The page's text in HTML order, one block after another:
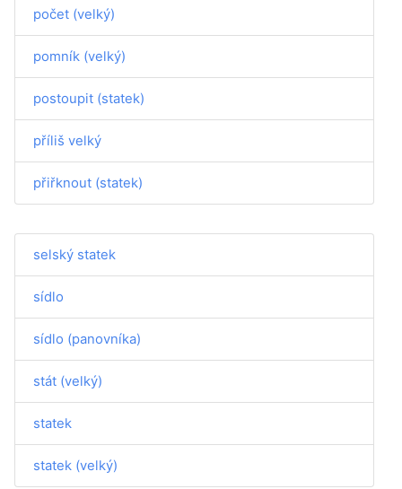
počet (velký)
pomník (velký)
postoupit (statek)
příliš velký
přiřknout (statek)
selský statek
sídlo
sídlo (panovníka)
stát (velký)
statek
statek (velký)